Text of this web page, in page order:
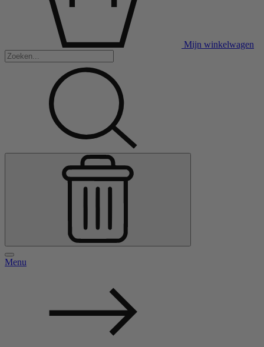
Mijn winkelwagen
Menu